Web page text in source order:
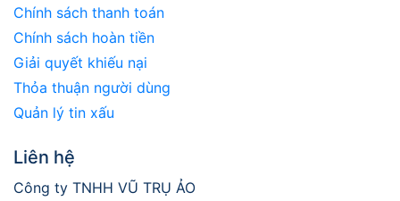
Chính sách thanh toán
Chính sách hoàn tiền
Giải quyết khiếu nại
Thỏa thuận người dùng
Quản lý tin xấu
Liên hệ
Công ty TNHH VŨ TRỤ ẢO